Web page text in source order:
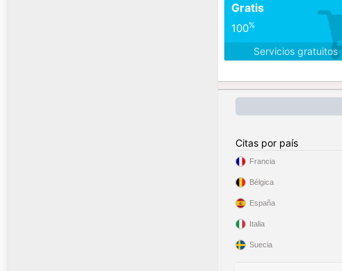
Gratis
100%
Servicios gratuitos
Citas por país
Francia
Bélgica
España
Italia
Suecia